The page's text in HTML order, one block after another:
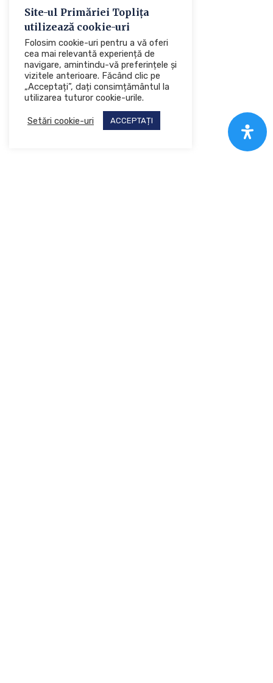
Site-ul Primăriei Toplița
utilizează cookie-uri
Folosim cookie-uri pentru a vă oferi
cea mai relevantă experiență de
navigare, amintindu-vă preferințele și
vizitele anterioare. Făcând clic pe
„Acceptați”, dați consimțământul la
utilizarea tuturor cookie-urile.
Setări cookie-uri ACCEPTAȚI